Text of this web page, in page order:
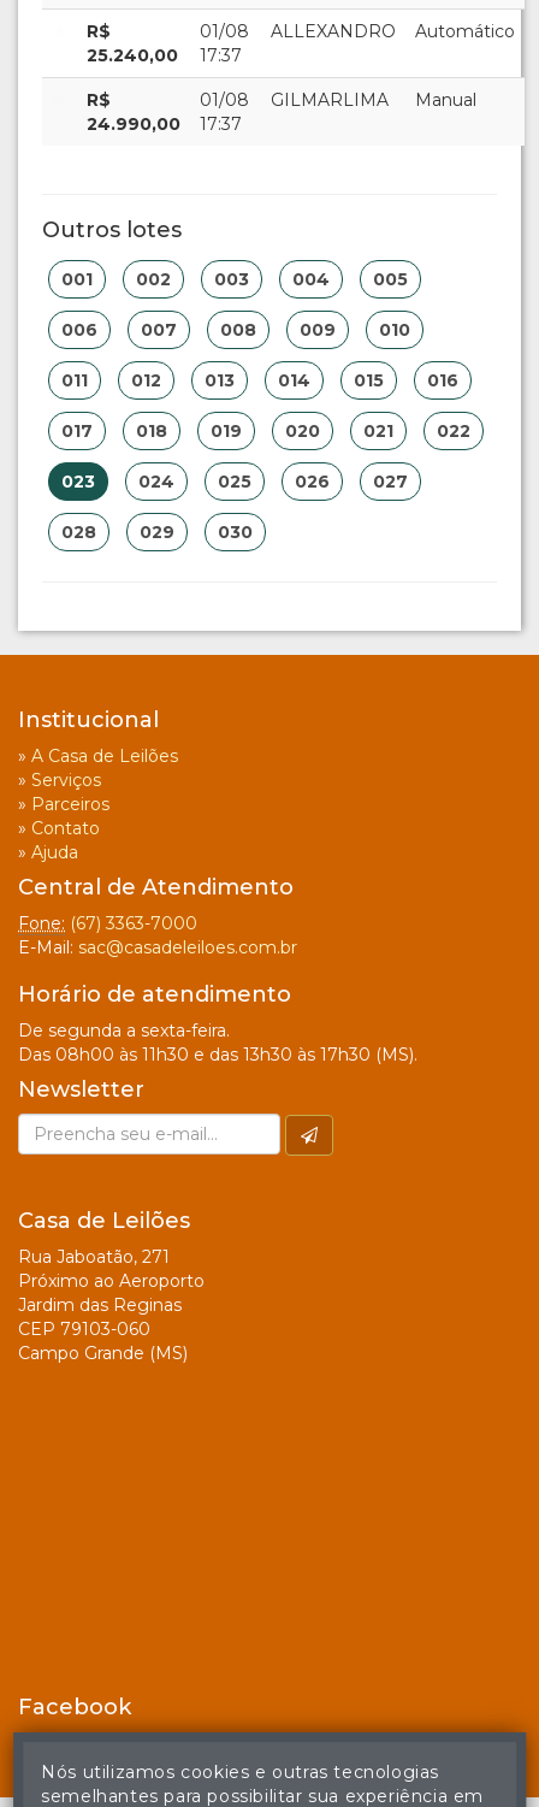
R$
25.240,00
01/08
17:37
ALLEXANDRO Automático
R$
24.990,00
01/08
17:37
GILMARLIMA Manual
Outros lotes
001 002 003 004 005
006 007 008 009 010
011 012 013 014 015 016
017 018 019 020 021 022
023 024 025 026 027
028 029 030
Institucional
» A Casa de Leilões
» Serviços
» Parceiros
» Contato
» Ajuda
Central de Atendimento
Fone: (67) 3363-7000
E-Mail: sac@casadeleiloes.com.br
Horário de atendimento
De segunda a sexta-feira.
Das 08h00 às 11h30 e das 13h30 às 17h30 (MS).
Newsletter
Casa de Leilões
Rua Jaboatão, 271
Próximo ao Aeroporto
Jardim das Reginas
CEP 79103-060
Campo Grande (MS)
Facebook
Nós utilizamos cookies e outras tecnologias
semelhantes para possibilitar sua experiência em